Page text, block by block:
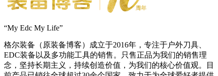
“My Edc My Life”
格尔装备（原装备博客）成立于2016年，专注于户外刀具、
EDC装备以及多功能工具的销售。只售正品为我们的销售理
念，坚持长期主义，持续创造价值，为我们的核心价值观。目